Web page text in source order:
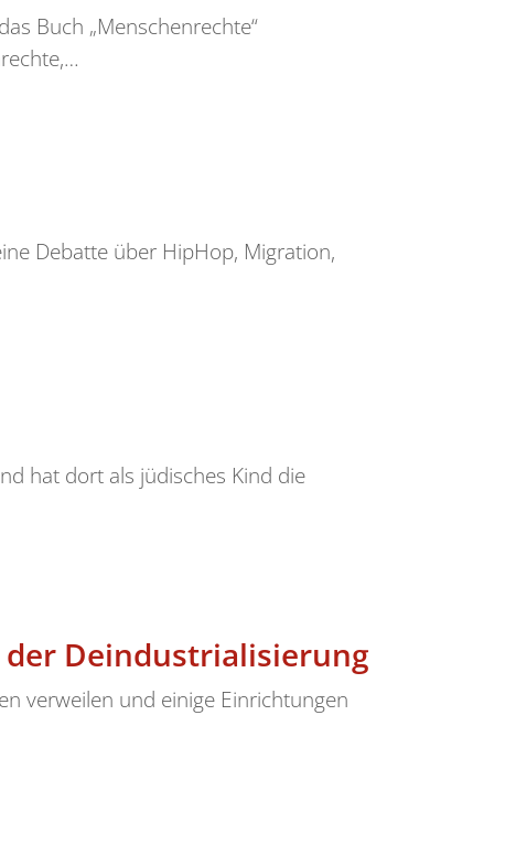
Buch „Menschenrechte“
Debatte über HipHop, Migration,
hat dort als jüdisches Kind die
der Deindustrialisierung
verweilen und einige Einrichtungen